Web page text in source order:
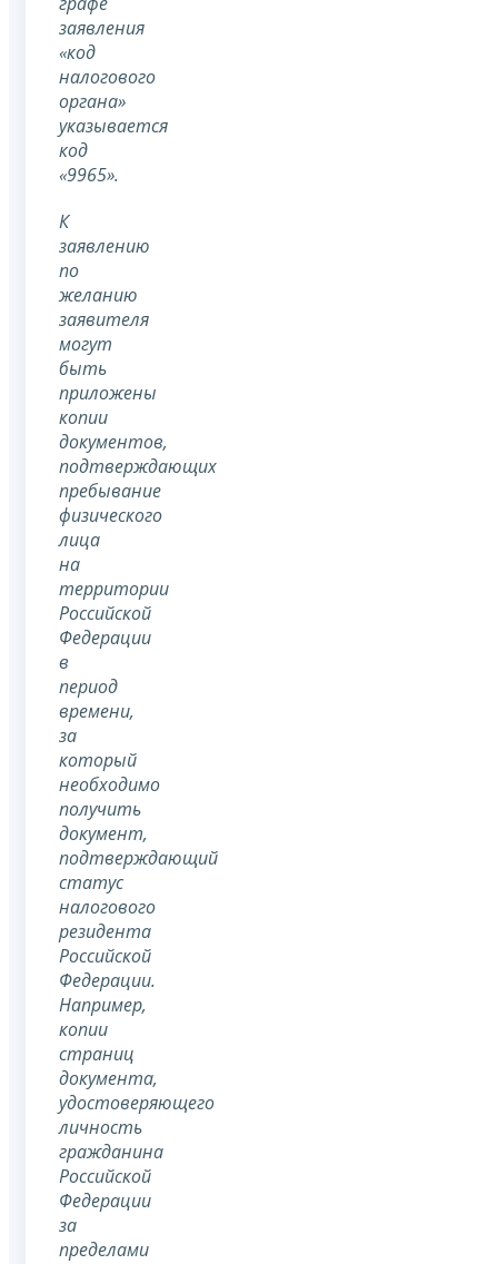
заявления
«код
налогового
органа»
указывается
код
«9965».
К
заявлению
по
желанию
заявителя
могут
быть
приложены
копии
документов,
подтверждающих
пребывание
физического
лица
на
территории
Российской
Федерации
в
период
времени,
за
который
необходимо
получить
документ,
подтверждающий
статус
налогового
резидента
Российской
Федерации.
Например,
копии
страниц
документа,
удостоверяющего
личность
гражданина
Российской
Федерации
за
пределами